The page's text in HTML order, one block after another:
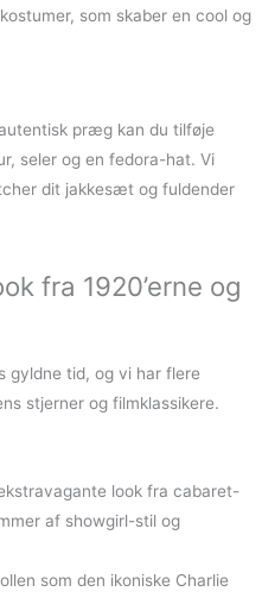
som skaber en cool og
præg kan du tilføje
seler og en fedora-hat. Vi
dit jakkesæt og fuldender
fra 1920’erne og
gyldne tid, og vi har flere
stjerner og filmklassikere.
look fra cabaret-
af showgirl-stil og
som den ikoniske Charlie